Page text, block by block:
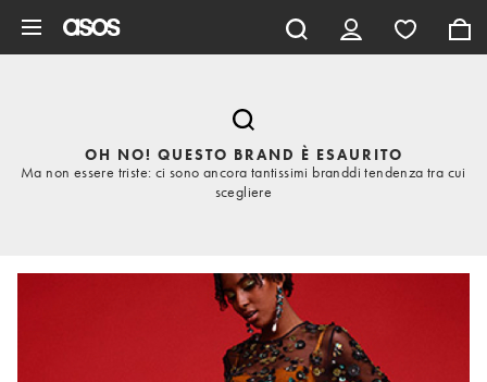
OH NO! QUESTO BRAND È ESAURITO
Ma non essere triste: ci sono ancora tantissimi branddi tendenza tra cui
scegliere